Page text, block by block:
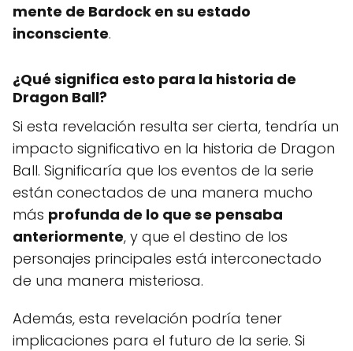
mente de Bardock en su estado
inconsciente.
¿Qué significa esto para la historia de
Dragon Ball?
Si esta revelación resulta ser cierta, tendría un
impacto significativo en la historia de Dragon
Ball. Significaría que los eventos de la serie
están conectados de una manera mucho
más profunda de lo que se pensaba
anteriormente, y que el destino de los
personajes principales está interconectado
de una manera misteriosa.
Además, esta revelación podría tener
implicaciones para el futuro de la serie. Si